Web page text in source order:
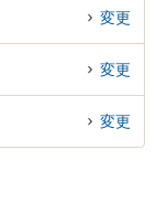
変更
変更
変更